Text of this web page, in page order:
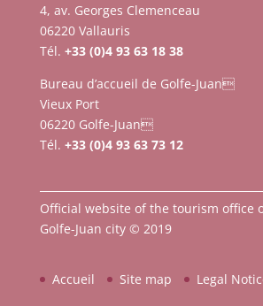
4, av. Georges Clemenceau
06220 Vallauris
Tél. +33 (0)4 93 63 18 38
Bureau d’accueil de Golfe-Juan
Vieux Port
06220 Golfe-Juan
Tél. +33 (0)4 93 63 73 12
Official website of the tourism office
Golfe-Juan city © 2019
Accueil Site map Legal